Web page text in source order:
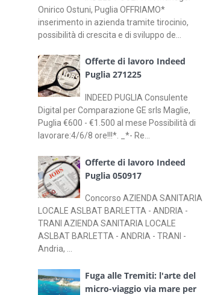
Onirico Ostuni, Puglia OFFRIAMO*
inserimento in azienda tramite tirocinio,
possibilità di crescita e di sviluppo de...
Offerte di lavoro Indeed
Puglia 271225
INDEED PUGLIA Consulente
Digital per Comparazione GE srls Maglie,
Puglia €600 - €1.500 al mese Possibilità di
lavorare:4/6/8 ore!!!*. _*- Re...
Offerte di lavoro Indeed
Puglia 050917
Concorso AZIENDA SANITARIA
LOCALE ASLBAT BARLETTA - ANDRIA -
TRANI AZIENDA SANITARIA LOCALE
ASLBAT BARLETTA - ANDRIA - TRANI -
Andria, ...
Fuga alle Tremiti: l'arte del
micro-viaggio via mare per